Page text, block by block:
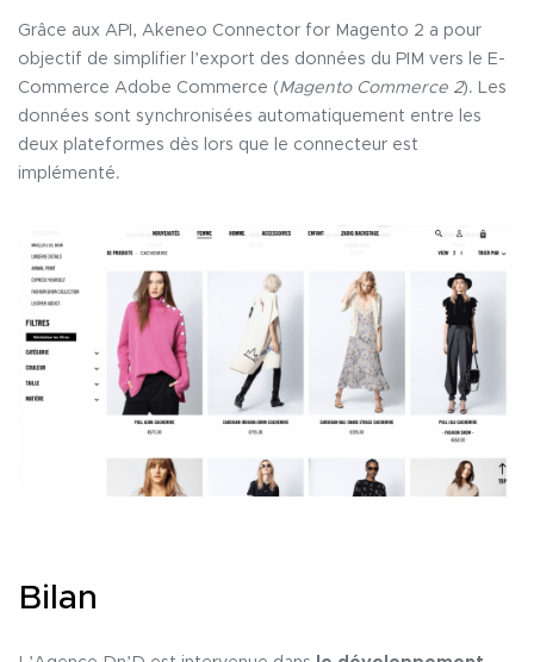
Grâce aux API, Akeneo Connector for Magento 2 a pour
objectif de simplifier l’export des données du PIM vers le E-
Commerce Adobe Commerce (Magento Commerce 2). Les
données sont synchronisées automatiquement entre les
deux plateformes dès lors que le connecteur est
implémenté.
Bilan